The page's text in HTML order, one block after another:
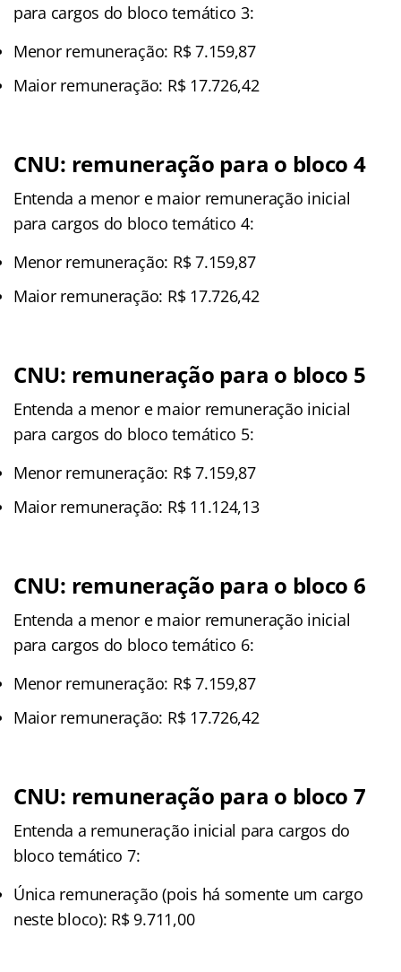
para cargos do bloco temático 3:
Menor remuneração: R$ 7.159,87
Maior remuneração: R$ 17.726,42
CNU: remuneração para o bloco 4
Entenda a menor e maior remuneração inicial
para cargos do bloco temático 4:
Menor remuneração: R$ 7.159,87
Maior remuneração: R$ 17.726,42
CNU: remuneração para o bloco 5
Entenda a menor e maior remuneração inicial
para cargos do bloco temático 5:
Menor remuneração: R$ 7.159,87
Maior remuneração: R$ 11.124,13
CNU: remuneração para o bloco 6
Entenda a menor e maior remuneração inicial
para cargos do bloco temático 6:
Menor remuneração: R$ 7.159,87
Maior remuneração: R$ 17.726,42
CNU: remuneração para o bloco 7
Entenda a remuneração inicial para cargos do
bloco temático 7:
Única remuneração (pois há somente um cargo
neste bloco): R$ 9.711,00